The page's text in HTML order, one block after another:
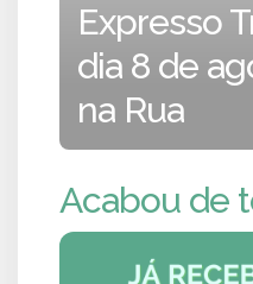
Expresso
dia 8 de
na Rua
Acabou de